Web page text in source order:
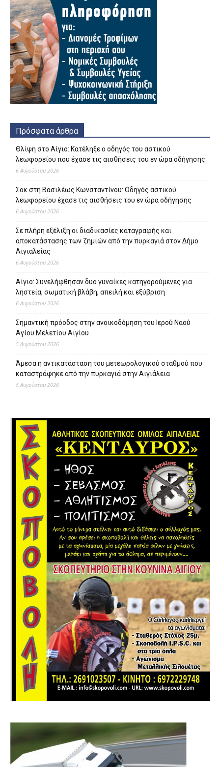
Πρόσφατα άρθρα
Θλίψη στο Αίγιο: Κατέληξε ο οδηγός του αστικού
λεωφορείου που έχασε τις αισθήσεις του εν ώρα οδήγησης
6 Αυγούστου 2026
Σοκ στη Βασιλέως Κωνσταντίνου: Οδηγός αστικού
λεωφορείου έχασε τις αισθήσεις του εν ώρα οδήγησης
6 Αυγούστου 2026
Σε πλήρη εξέλιξη οι διαδικασίες καταγραφής και
αποκατάστασης των ζημιών από την πυρκαγιά στον Δήμο
Αιγιαλείας
6 Αυγούστου 2026
Αίγιο: Συνελήφθησαν δυο γυναίκες κατηγορούμενες για
ληστεία, σωματική βλάβη, απειλή και εξύβριση
6 Αυγούστου 2026
Σημαντική πρόοδος στην ανοικοδόμηση του Ιερού Ναού
Αγίου Μελετίου Αιγίου
5 Αυγούστου 2026
Άμεσα η αντικατάσταση του μετεωρολογικού σταθμού που
καταστράφηκε από την πυρκαγιά στην Αιγιάλεια
5 Αυγούστου 2026